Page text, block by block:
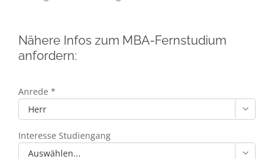
Nähere Infos zum MBA-Fernstudium
anfordern:
Anrede *

Interesse Studiengang
